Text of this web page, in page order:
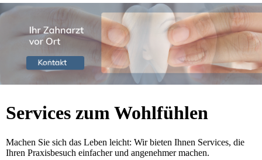
Services zum Wohlfühlen
Machen Sie sich das Leben leicht: Wir bieten Ihnen Services, die
Ihren Praxisbesuch einfacher und angenehmer machen.